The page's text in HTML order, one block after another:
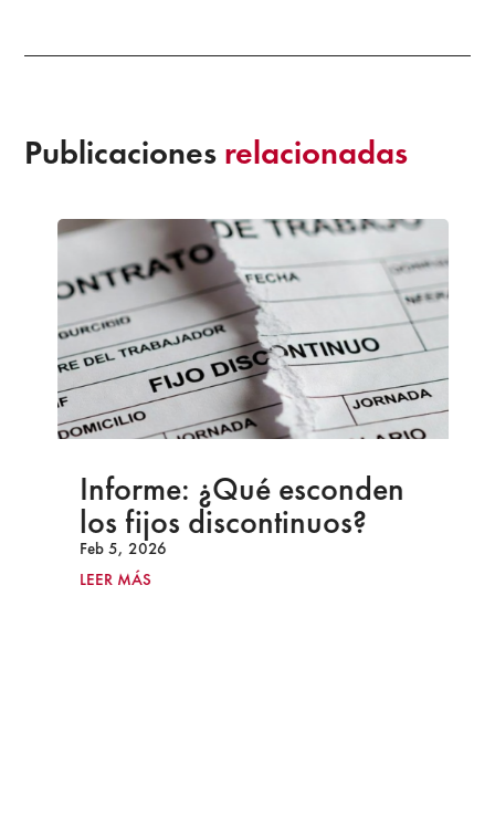
Publicaciones relacionadas
Informe: ¿Qué esconden
los fijos discontinuos?
Feb 5, 2026
LEER MÁS